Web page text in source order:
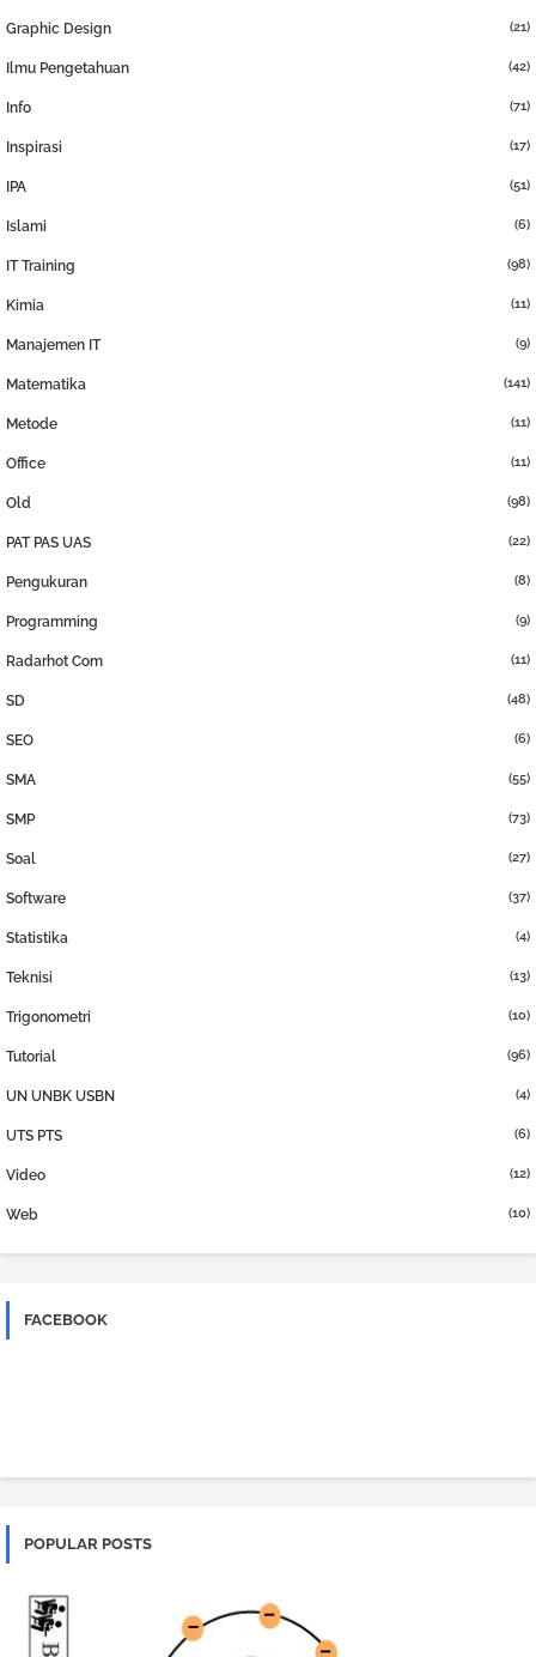
Graphic Design (21)
Ilmu Pengetahuan (42)
Info (71)
Inspirasi (17)
IPA (51)
Islami (6)
IT Training (98)
Kimia (11)
Manajemen IT (9)
Matematika (141)
Metode (11)
Office (11)
Old (98)
PAT PAS UAS (22)
Pengukuran (8)
Programming (9)
Radarhot Com (11)
SD (48)
SEO (6)
SMA (55)
SMP (73)
Soal (27)
Software (37)
Statistika (4)
Teknisi (13)
Trigonometri (10)
Tutorial (96)
UN UNBK USBN (4)
UTS PTS (6)
Video (12)
Web (10)
FACEBOOK
POPULAR POSTS